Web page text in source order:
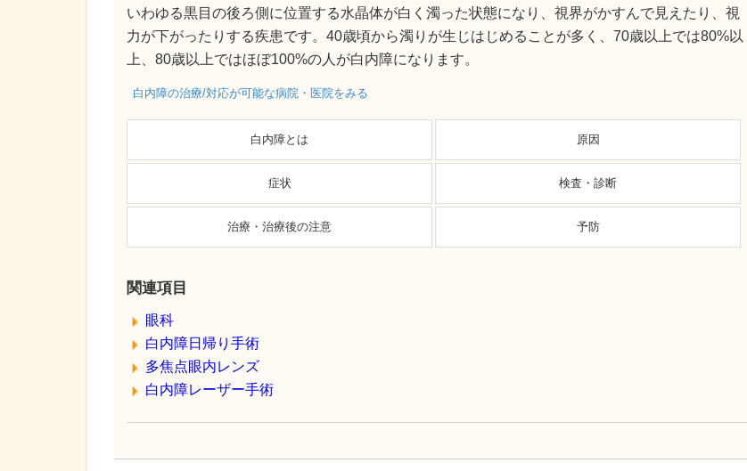
いわゆる黒目の後ろ側に位置する水晶体が白く濁った状態になり、視界がかすんで見えたり、視
力が下がったりする疾患です。40歳頃から濁りが生じはじめることが多く、70歳以上では80%以
上、80歳以上ではほぼ100%の人が白内障になります。
白内障の治療/対応が可能な病院・医院をみる
白内障とは 原因
症状 検査・診断
治療・治療後の注意 予防
関連項目
眼科
白内障日帰り手術
多焦点眼内レンズ
白内障レーザー手術